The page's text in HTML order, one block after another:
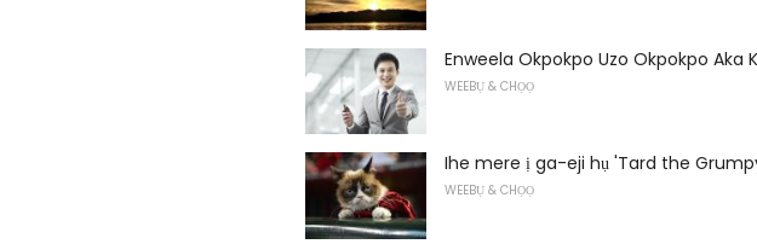
Enweela Okpokpo Uzo Okpokpo Aka
WEEBỤ & CHỌỌ
Ihe mere ị ga-eji hụ 'Tard the
WEEBỤ & CHỌỌ